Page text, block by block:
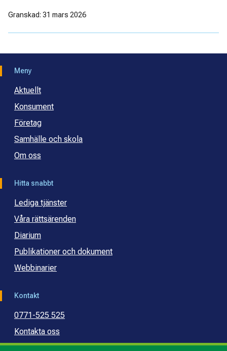
Granskad: 31 mars 2026
Meny
Aktuellt
Konsument
Företag
Samhälle och skola
Om oss
Hitta snabbt
Lediga tjänster
Våra rättsärenden
Diarium
Publikationer och dokument
Webbinarier
Kontakt
0771-525 525
Kontakta oss
Press